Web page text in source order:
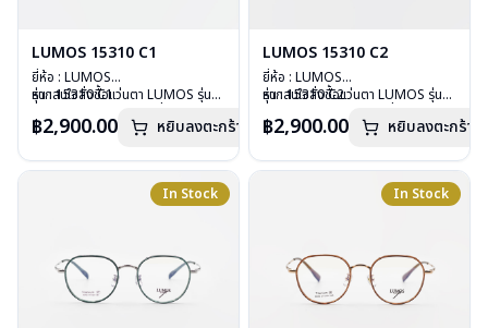
LUMOS 15310 C1
ยี่ห้อ : LUMOS
รุ่น : 15310 C1
เลนส์ : Demo Lens
น้ำหนัก : 16 กรัม
อุปกรณ์ : กล่องแว่น , ผ้าเช็ดแว่น
หากสนใจสั่งชื้อแว่นตา LUMOS รุ่น
กรุณาติดต่อเราคลิก
฿2,900.00 หยิบลงตะกร้า
LUMOS 15310 C2
ยี่ห้อ : LUMOS
รุ่น : 15310 C2
เลนส์ : Demo Lens
น้ำหนัก : 16 กรัม
อุปกรณ์ : กล่องแว่น , ผ้าเช็ดแว่น
หากสนใจสั่งชื้อแว่นตา LUMOS รุ่น
กรุณาติดต่อเราคลิก
฿2,900.00 หยิบลงตะกร้า
In Stock In Stock